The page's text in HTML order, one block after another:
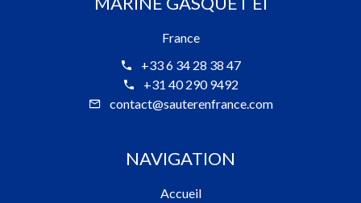
France
+33 6 34 28 38 47
+31 40 290 9492
contact@sauterenfrance.com
NAVIGATION
Accueil